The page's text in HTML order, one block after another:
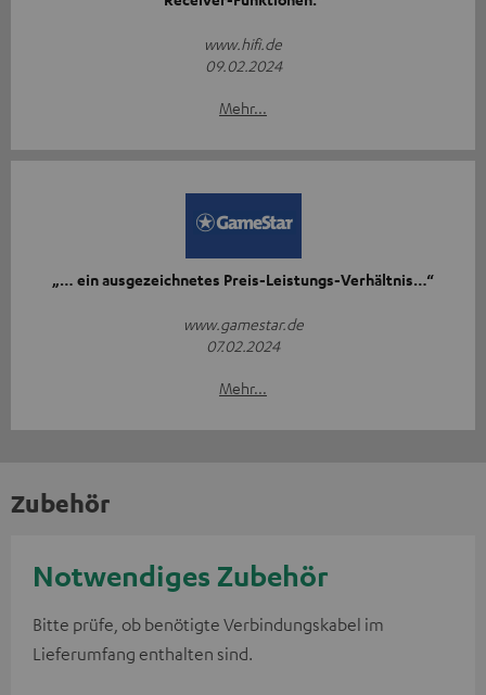
www.hifi.de
09.02.2024
Mehr...
„… ein ausgezeichnetes Preis-Leistungs-Verhältnis…“
www.gamestar.de
07.02.2024
Mehr...
Zubehör
Notwendiges Zubehör
Bitte prüfe, ob benötigte Verbindungskabel im
Lieferumfang enthalten sind.